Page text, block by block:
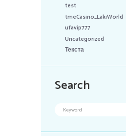
test
tmeCasino_LakiWorld
ufavip777
Uncategorized
Текста
Search